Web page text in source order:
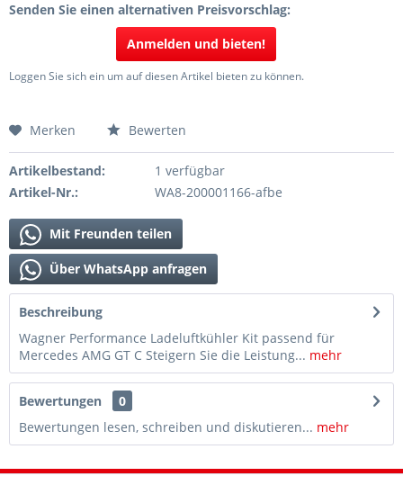
Senden Sie einen alternativen Preisvorschlag:
Anmelden und bieten!
Loggen Sie sich ein um auf diesen Artikel bieten zu können.
Merken Bewerten
Artikelbestand:
1 verfügbar
Artikel-Nr.:
WA8-200001166-afbe
Mit Freunden teilen
Über WhatsApp anfragen
Beschreibung
Wagner Performance Ladeluftkühler Kit passend für
Mercedes AMG GT C Steigern Sie die Leistung... mehr
Bewertungen
0
Bewertungen lesen, schreiben und diskutieren... mehr